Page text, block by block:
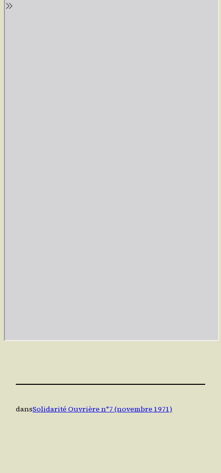
dansSolidarité Ouvrière n°7 (novembre 1971)